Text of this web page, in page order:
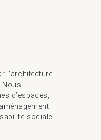
l’architecture
Nous
d’espaces,
sociale